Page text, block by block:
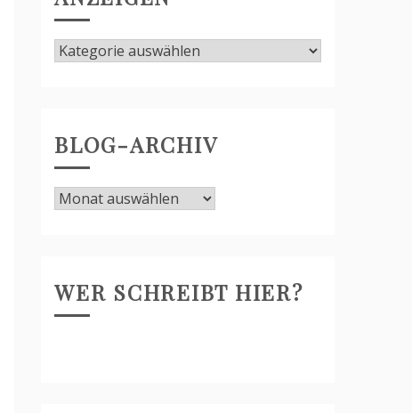
Alle
BLOG-ARCHIV
Blog-
WER SCHREIBT HIER?